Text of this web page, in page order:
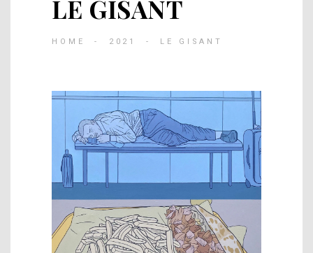
LE GISANT
HOME - 2021 - LE GISANT